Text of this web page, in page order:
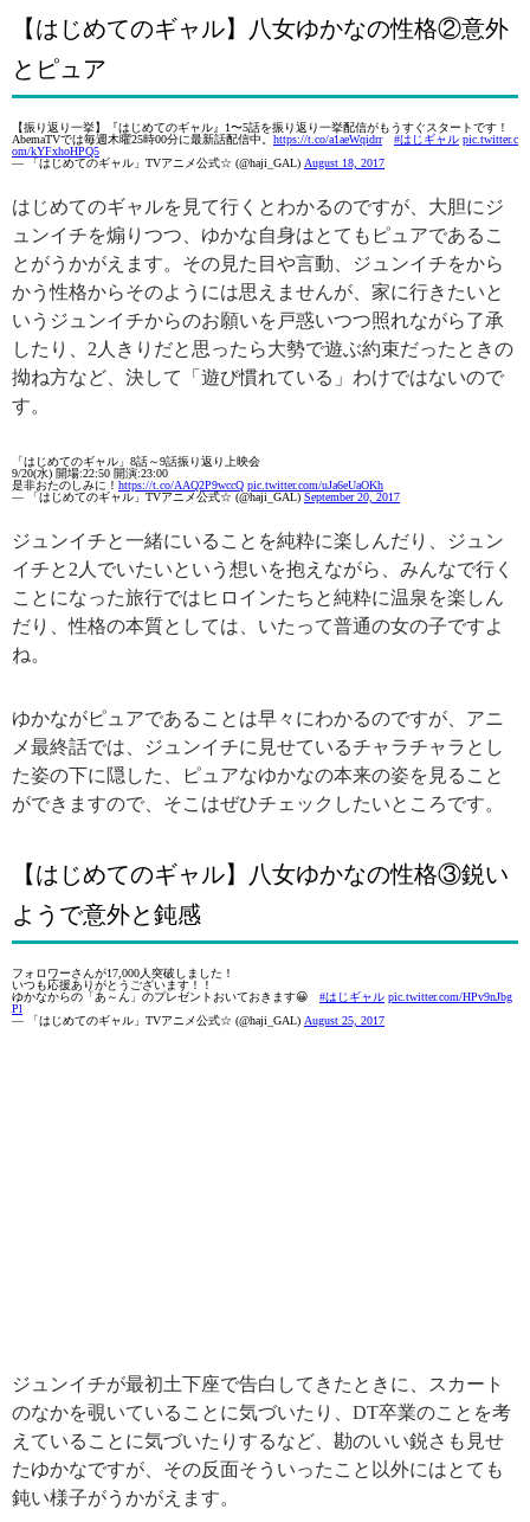
【はじめてのギャル】八女ゆかなの性格②意外
とピュア
【振り返り一挙】『はじめてのギャル』1〜5話を振り返り一挙配信がもうすぐスタートです！
AbemaTVでは毎週木曜25時00分に最新話配信中。 https://t.co/a1aeWqidrr #はじギャル pic.twitter.c
om/kYFxhoHPQ5
— 「はじめてのギャル」TVアニメ公式☆ (@haji_GAL) August 18, 2017
はじめてのギャルを見て行くとわかるのですが、大胆にジ
ュンイチを煽りつつ、ゆかな自身はとてもピュアであるこ
とがうかがえます。その見た目や言動、ジュンイチをから
かう性格からそのようには思えませんが、家に行きたいと
いうジュンイチからのお願いを戸惑いつつ照れながら了承
したり、2人きりだと思ったら大勢で遊ぶ約束だったときの
拗ね方など、決して「遊び慣れている」わけではないので
す。
「はじめてのギャル」8話～9話振り返り上映会
9/20(水) 開場:22:50 開演:23:00
是非おたのしみに！ https://t.co/AAQ2P9wccQ pic.twitter.com/uJa6eUaOKh
— 「はじめてのギャル」TVアニメ公式☆ (@haji_GAL) September 20, 2017
ジュンイチと一緒にいることを純粋に楽しんだり、ジュン
イチと2人でいたいという想いを抱えながら、みんなで行く
ことになった旅行ではヒロインたちと純粋に温泉を楽しん
だり、性格の本質としては、いたって普通の女の子ですよ
ね。
ゆかながピュアであることは早々にわかるのですが、アニ
メ最終話では、ジュンイチに見せているチャラチャラとし
た姿の下に隠した、ピュアなゆかなの本来の姿を見ること
ができますので、そこはぜひチェックしたいところです。
【はじめてのギャル】八女ゆかなの性格③鋭い
ようで意外と鈍感
フォロワーさんが17,000人突破しました！
いつも応援ありがとうございます！！
ゆかなからの「あ～ん」のプレゼントおいておきます😀 #はじギャル pic.twitter.com/HPv9nJbg
Pl
— 「はじめてのギャル」TVアニメ公式☆ (@haji_GAL) August 25, 2017
ジュンイチが最初土下座で告白してきたときに、スカート
のなかを覗いていることに気づいたり、DT卒業のことを考
えていることに気づいたりするなど、勘のいい鋭さも見せ
たゆかなですが、その反面そういったこと以外にはとても
鈍い様子がうかがえます。